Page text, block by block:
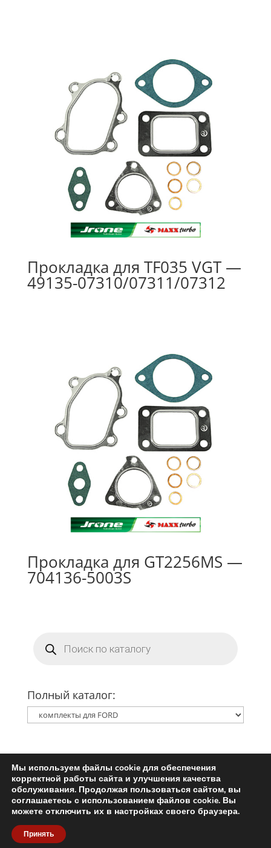
Прокладка для TF035 VGT —
49135-07310/07311/07312
Прокладка для GT2256MS —
704136-5003S
товаров
Полный каталог:
Главная
Ремкомплект турбины
Запчасти для турбин
Пользовательское соглашение
Политика конфиденциальности
Мы используем файлы cookie для обеспечения
корректной работы сайта и улучшения качества
обслуживания. Продолжая пользоваться сайтом, вы
соглашаетесь с использованием файлов cookie. Вы
можете отключить их в настройках своего браузера.
Принять